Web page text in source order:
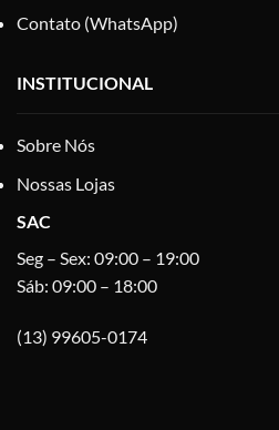
Contato (WhatsApp)
INSTITUCIONAL
Sobre Nós
Nossas Lojas
SAC
Seg – Sex: 09:00 – 19:00
Sáb: 09:00 – 18:00
(13) 99605-0174